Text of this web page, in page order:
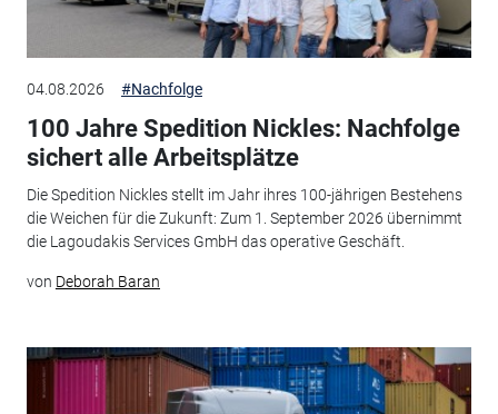
04.08.2026 #Nachfolge
100 Jahre Spedition Nickles: Nachfolge
sichert alle Arbeitsplätze
Die Spedition Nickles stellt im Jahr ihres 100-jährigen Bestehens
die Weichen für die Zukunft: Zum 1. September 2026 übernimmt
die Lagoudakis Services GmbH das operative Geschäft.
von Deborah Baran